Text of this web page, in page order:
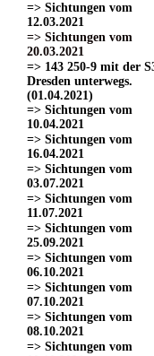
=> Sichtungen vom
12.03.2021
=> Sichtungen vom
20.03.2021
=> 143 250-9 mit der
Dresden unterwegs.
(01.04.2021)
=> Sichtungen vom
10.04.2021
=> Sichtungen vom
16.04.2021
=> Sichtungen vom
03.07.2021
=> Sichtungen vom
11.07.2021
=> Sichtungen vom
25.09.2021
=> Sichtungen vom
06.10.2021
=> Sichtungen vom
07.10.2021
=> Sichtungen vom
08.10.2021
=> Sichtungen vom